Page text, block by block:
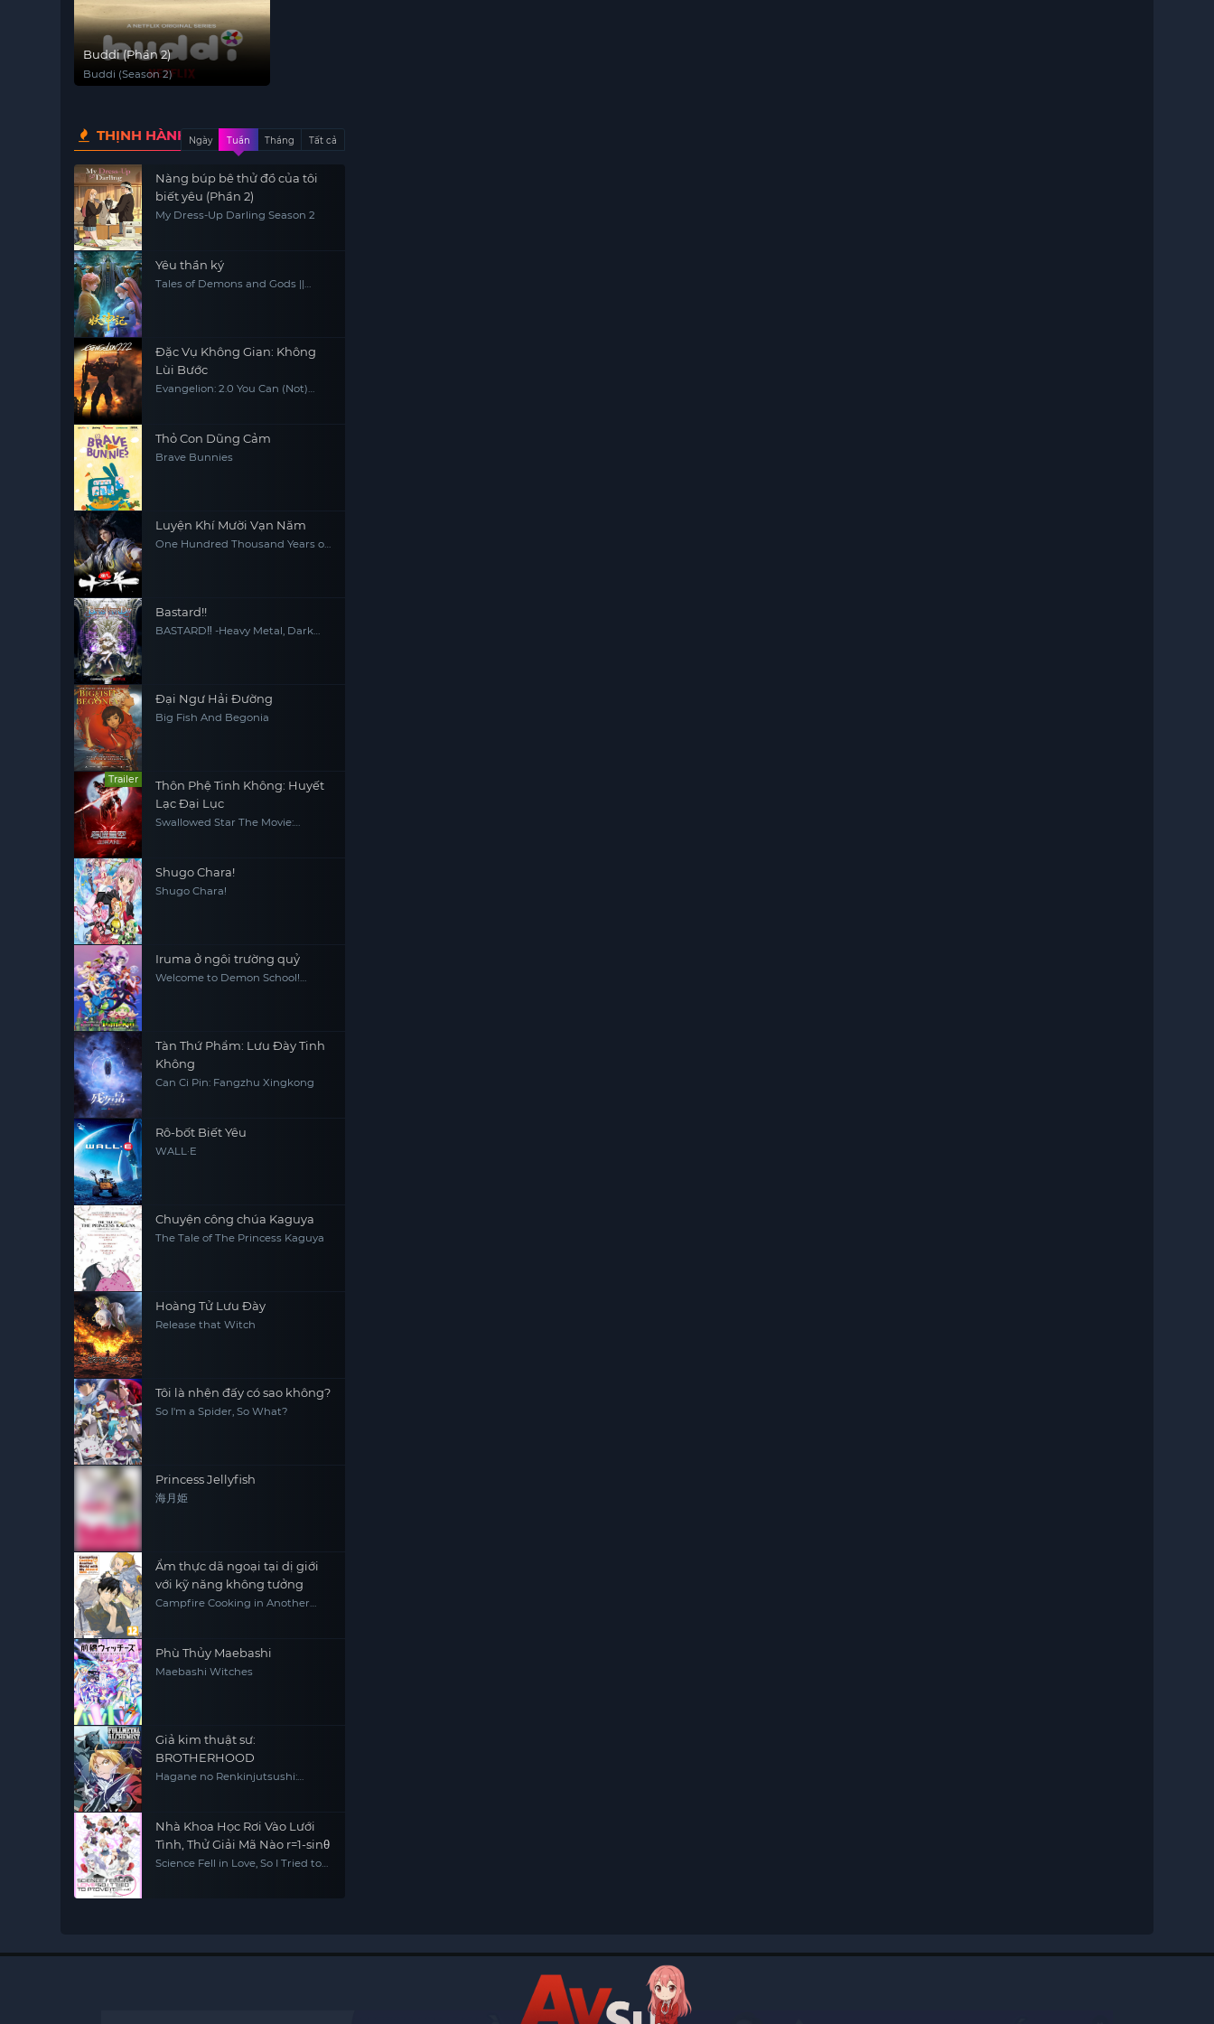
Buddi (Phần 2)
Buddi (Season 2)
THỊNH HÀNHNgày Tuần Tháng Tất cả
Nàng búp bê thử đồ của tôi
biết yêu (Phần 2)
My Dress-Up Darling Season 2
Yêu thần ký
Tales of Demons and Gods ||
Đặc Vụ Không Gian: Không
Lùi Bước
Evangelion: 2.0 You Can (Not)
Thỏ Con Dũng Cảm
Brave Bunnies
Luyện Khí Mười Vạn Năm
One Hundred Thousand Years of
Bastard!!
BASTARD‼ -Heavy Metal, Dark
Đại Ngư Hải Đường
Big Fish And Begonia
Trailer
Thôn Phệ Tinh Không: Huyết
Lạc Đại Lục
Swallowed Star The Movie:
Shugo Chara!
Shugo Chara!
Iruma ở ngôi trường quỷ
Welcome to Demon School!
Tàn Thứ Phẩm: Lưu Đày Tinh
Không
Can Ci Pin: Fangzhu Xingkong
Rô-bốt Biết Yêu
WALL·E
Chuyện công chúa Kaguya
The Tale of The Princess Kaguya
Hoàng Tử Lưu Đày
Release that Witch
Tôi là nhện đấy có sao không?
So I'm a Spider, So What?
Princess Jellyfish
海月姫
Ẩm thực dã ngoại tại dị giới
với kỹ năng không tưởng
Campfire Cooking in Another
Phù Thủy Maebashi
Maebashi Witches
Giả kim thuật sư:
BROTHERHOOD
Hagane no Renkinjutsushi:
Nhà Khoa Học Rơi Vào Lưới
Tình, Thử Giải Mã Nào r=1-sinθ
Science Fell in Love, So I Tried to